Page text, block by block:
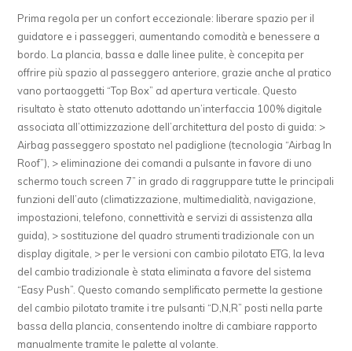
Prima regola per un confort eccezionale: liberare spazio per il
guidatore e i passeggeri, aumentando comodità e benessere a
bordo. La plancia, bassa e dalle linee pulite, è concepita per
offrire più spazio al passeggero anteriore, grazie anche al pratico
vano portaoggetti “Top Box” ad apertura verticale. Questo
risultato è stato ottenuto adottando un’interfaccia 100% digitale
associata all’ottimizzazione dell’architettura del posto di guida: >
Airbag passeggero spostato nel padiglione (tecnologia “Airbag In
Roof”), > eliminazione dei comandi a pulsante in favore di uno
schermo touch screen 7” in grado di raggruppare tutte le principali
funzioni dell’auto (climatizzazione, multimedialità, navigazione,
impostazioni, telefono, connettività e servizi di assistenza alla
guida), > sostituzione del quadro strumenti tradizionale con un
display digitale, > per le versioni con cambio pilotato ETG, la leva
del cambio tradizionale è stata eliminata a favore del sistema
“Easy Push”. Questo comando semplificato permette la gestione
del cambio pilotato tramite i tre pulsanti “D,N,R” posti nella parte
bassa della plancia, consentendo inoltre di cambiare rapporto
manualmente tramite le palette al volante.